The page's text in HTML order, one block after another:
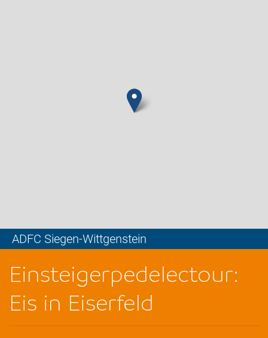
ADFC Siegen-Wittgenstein
Einsteigerpedelectour:
Eis in Eiserfeld